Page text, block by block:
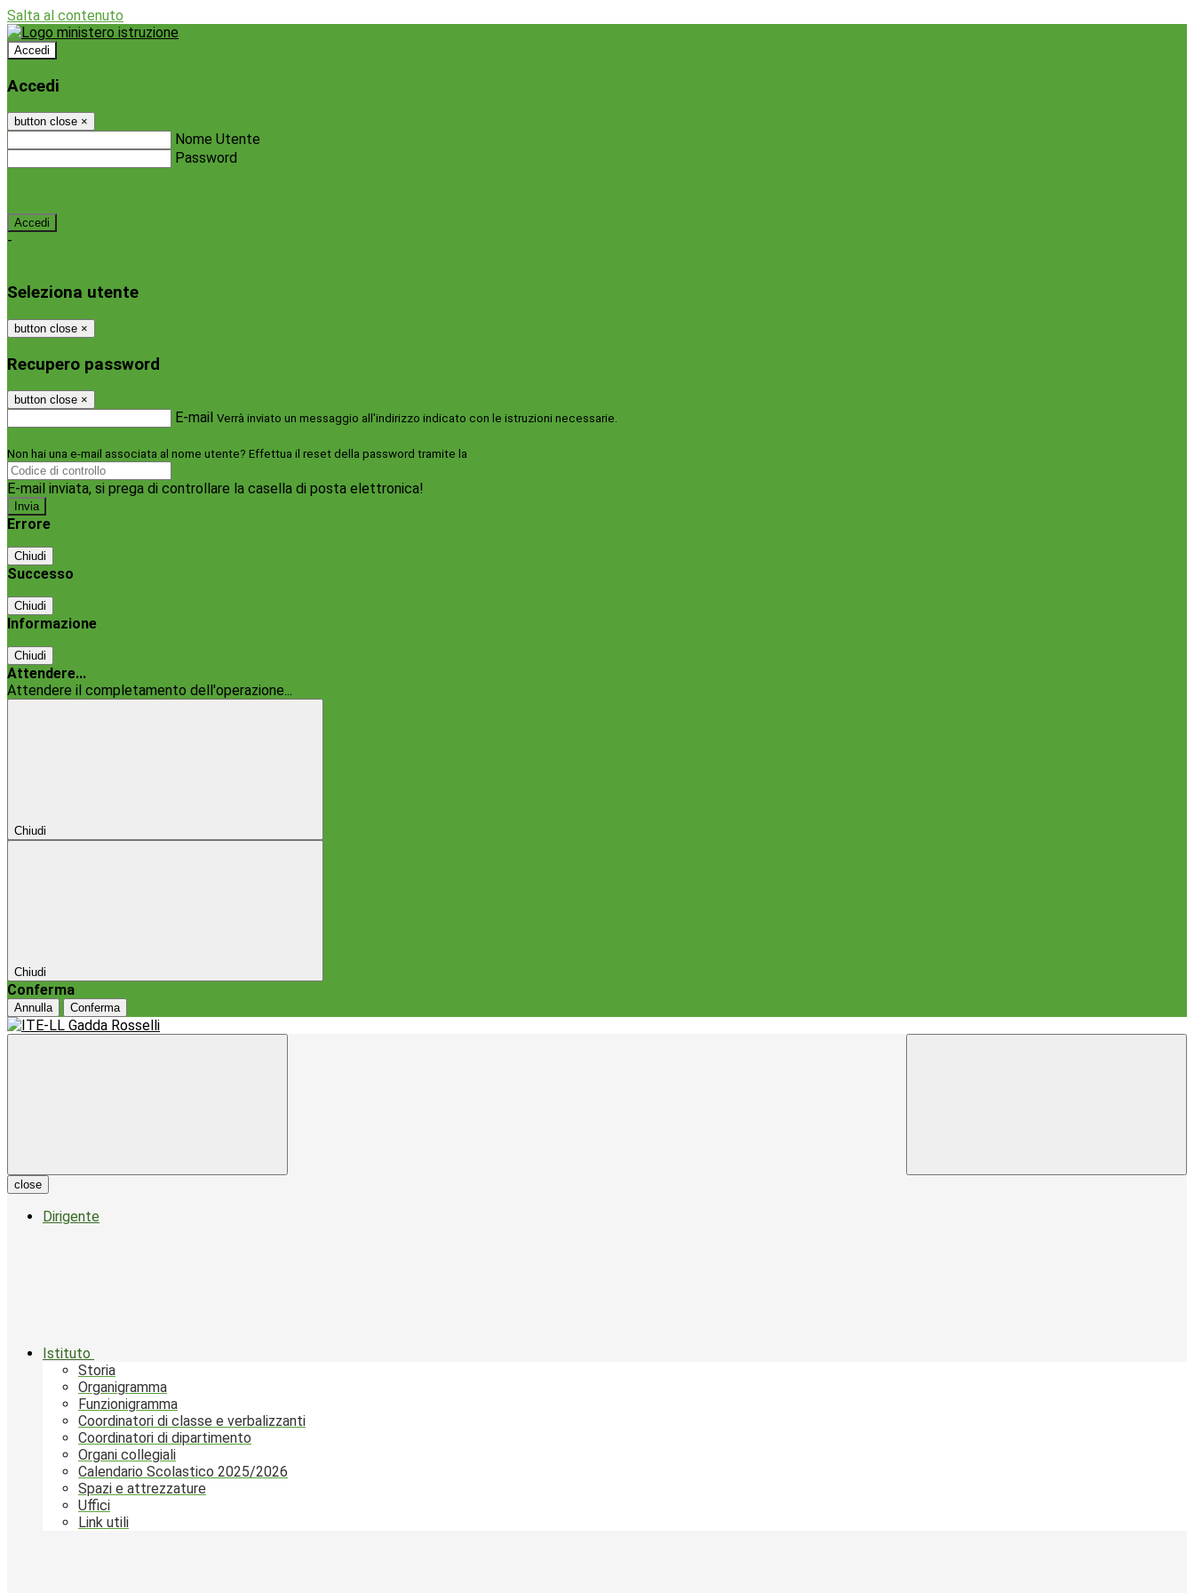
Salta al contenuto
Accedi
Accedi
button close ×
Nome Utente
Password
-
Seleziona utente
button close ×
Recupero password
button close ×
E-mail Verrà inviato un messaggio all'indirizzo indicato con le istruzioni necessarie.
Non hai una e-mail associata al nome utente? Effettua il reset della password tramite la
E-mail inviata, si prega di controllare la casella di posta elettronica!
Errore
Chiudi
Successo
Chiudi
Informazione
Chiudi
Attendere...
Attendere il completamento dell'operazione...
Chiudi
Chiudi
Conferma
Annulla Conferma
close
Dirigente
Istituto
Storia
Organigramma
Funzionigramma
Coordinatori di classe e verbalizzanti
Coordinatori di dipartimento
Organi collegiali
Calendario Scolastico 2025/2026
Spazi e attrezzature
Uffici
Link utili